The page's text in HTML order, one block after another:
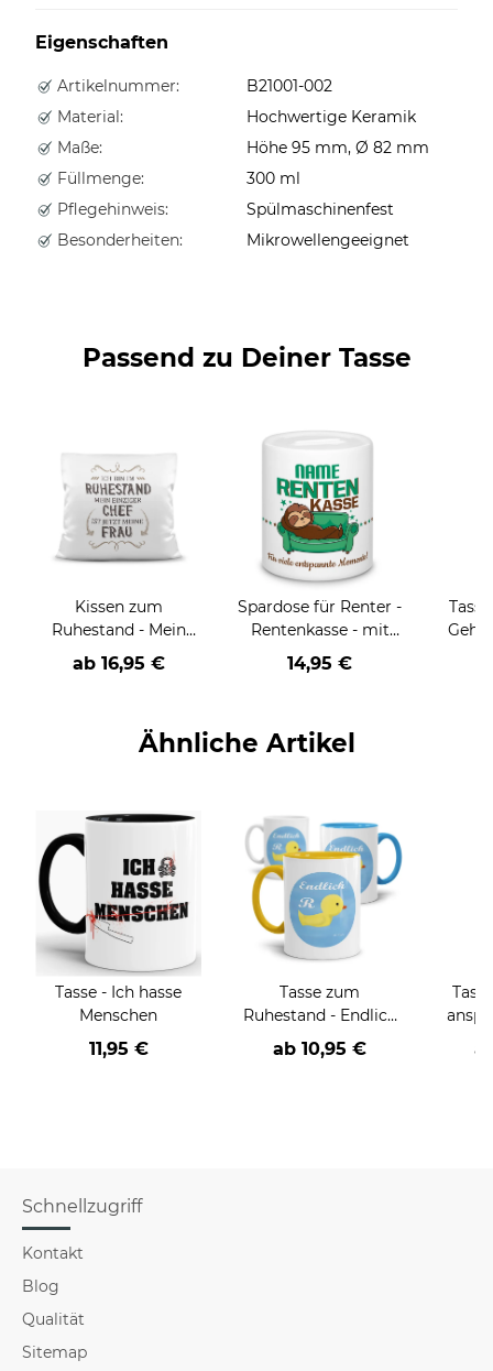
Eigenschaften
Artikelnummer:
B21001-002
Material:
Hochwertige Keramik
Maße:
Höhe 95 mm, Ø 82 mm
Füllmenge:
300 ml
Pflegehinweis:
Spülmaschinenfest
Besonderheiten:
Mikrowellengeeignet
Passend zu Deiner Tasse
Kissen zum
Ruhestand - Mein
Chef ist jetzt meine
Frau
ab 16,95 €
Spardose für Renter -
Rentenkasse - mit
Name
personalisierbar
14,95 €
Geht
Ähnliche Artikel
Tasse - Ich hasse
Menschen
11,95 €
Tasse zum
Ruhestand - Endlich
(R)Ente
ab 10,95 €
Schnellzugriff
Kontakt
Blog
Qualität
Sitemap